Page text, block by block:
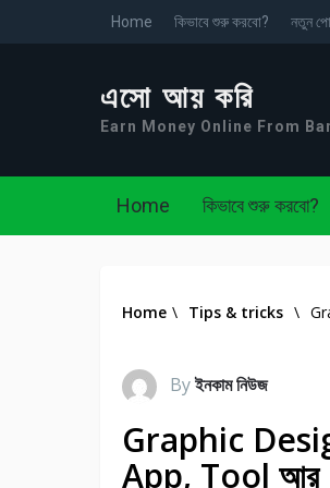
Home কিভাবে শুরু করবো? নতুন
এসো আয় করি
Earn Money Online From
Home কিভাবে শুরু করবো?
Home \ Tips & tricks \
Byইনকাম নিউজ
Graphic
App, Tool